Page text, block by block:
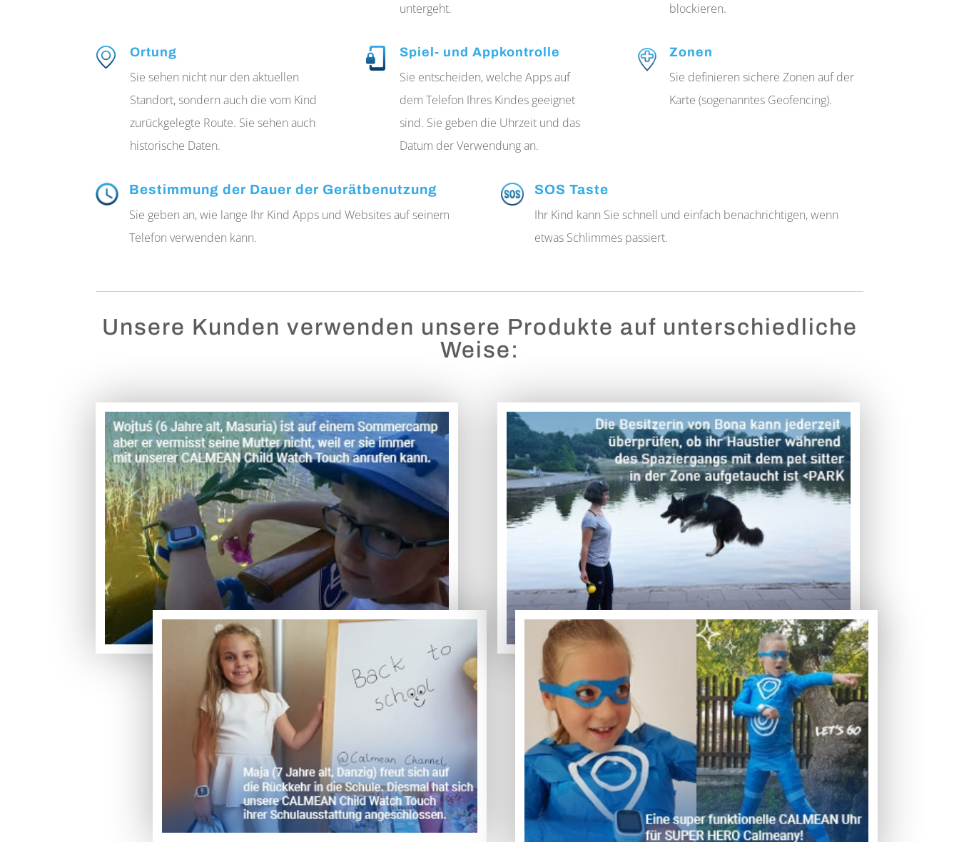
untergeht.
blockieren.
Ortung
Sie sehen nicht nur den aktuellen
Standort, sondern auch die vom Kind
zurückgelegte Route. Sie sehen auch
historische Daten.
Spiel- und Appkontrolle
Sie entscheiden, welche Apps auf
dem Telefon Ihres Kindes geeignet
sind. Sie geben die Uhrzeit und das
Datum der Verwendung an.
Zonen
Sie definieren sichere Zonen auf der
Karte (sogenanntes Geofencing).
Bestimmung der Dauer der Gerätbenutzung
Sie geben an, wie lange Ihr Kind Apps und Websites auf seinem
Telefon verwenden kann.
SOS Taste
Ihr Kind kann Sie schnell und einfach benachrichtigen, wenn
etwas Schlimmes passiert.
Unsere Kunden verwenden unsere Produkte auf unterschiedliche
Weise: